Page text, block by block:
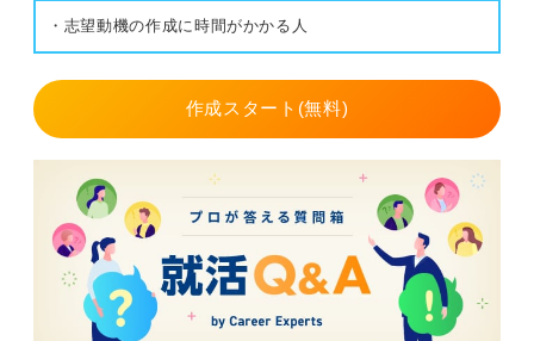
・志望動機の作成に時間がかかる人
作成スタート(無料)